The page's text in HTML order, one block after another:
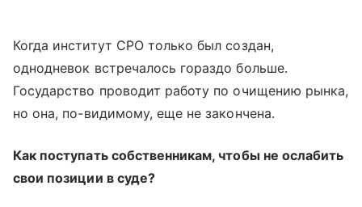
Когда институт СРО только был создан,
однодневок встречалось гораздо больше.
Государство проводит работу по очищению рынка,
но она, по-видимому, еще не закончена.
Как поступать собственникам, чтобы не ослабить
свои позиции в суде?